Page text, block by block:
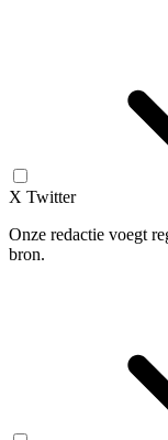
X Twitter
Onze redactie voegt
bron.